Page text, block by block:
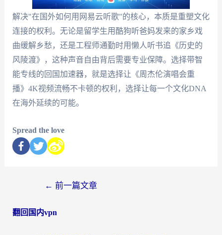
解决"在国外如何用网易云听歌"的核心，本质是重塑文化
连接的权利。无论是留学生用酷狗听爸妈发来的家乡戏
曲缓解乡愁，还是工程师通勤时用懒人听书追《历史的
风陵渡》，这种声音自由背后需要专业保障。选择带智
能专线的回国加速器，就是选择让《周杰伦演唱会重
播》4K视频流畅不卡顿的权利，选择让每一个文化DNA
在海外延续的可能。
Spread the love
← 前一篇文章
翻回国内vpn